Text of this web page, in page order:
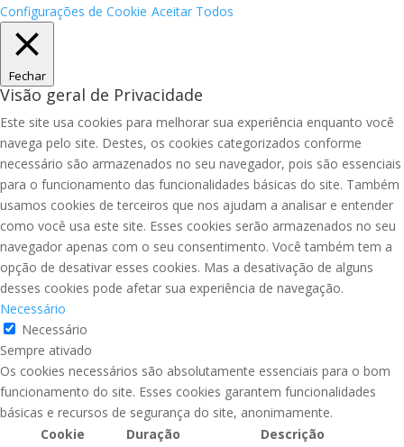
Configurações de Cookie Aceitar Todos
Fechar
Visão geral de Privacidade
Este site usa cookies para melhorar sua experiência enquanto você
navega pelo site. Destes, os cookies categorizados conforme
necessário são armazenados no seu navegador, pois são essenciais
para o funcionamento das funcionalidades básicas do site. Também
usamos cookies de terceiros que nos ajudam a analisar e entender
como você usa este site. Esses cookies serão armazenados no seu
navegador apenas com o seu consentimento. Você também tem a
opção de desativar esses cookies. Mas a desativação de alguns
desses cookies pode afetar sua experiência de navegação.
Necessário
Necessário
Sempre ativado
Os cookies necessários são absolutamente essenciais para o bom
funcionamento do site. Esses cookies garantem funcionalidades
básicas e recursos de segurança do site, anonimamente.
Cookie
Duração Descrição